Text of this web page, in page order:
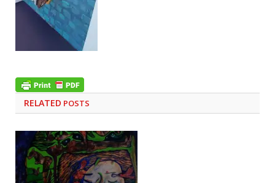
RELATED POSTS